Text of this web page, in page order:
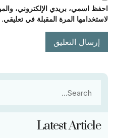
احفظ اسمي، بريدي الإلكتروني،
لاستخدامها المرة المقبلة في تعليقي.
Latest Article